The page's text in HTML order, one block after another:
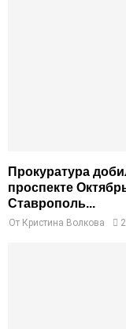
Прокуратура
проспекте
Ставрополь...
От Кристина Волкова